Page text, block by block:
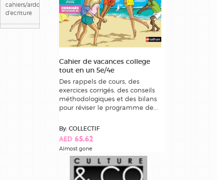
cahiers/ardoises
d'ecriture
Cahier de vacances college
tout en un 5e/4e
Des rappels de cours, des
exercices corrigés, des conseils
méthodologiques et des bilans
pour réviser le programme de...
By: COLLECTIF
AED 65.62
Almost gone